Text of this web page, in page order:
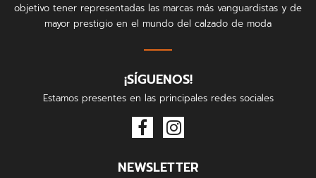
objetivo tener representadas las marcas más vanguardistas y de
mayor prestigio en el mundo del calzado de moda
¡SÍGUENOS!
Estamos presentes en las principales redes sociales
NEWSLETTER